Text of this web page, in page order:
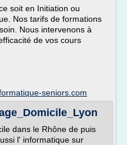
soit en Initiation ou
Nos tarifs de formations
Nous intervenons à
de vos cours
seniors.com
dans le Rhône de puis
l' informatique sur